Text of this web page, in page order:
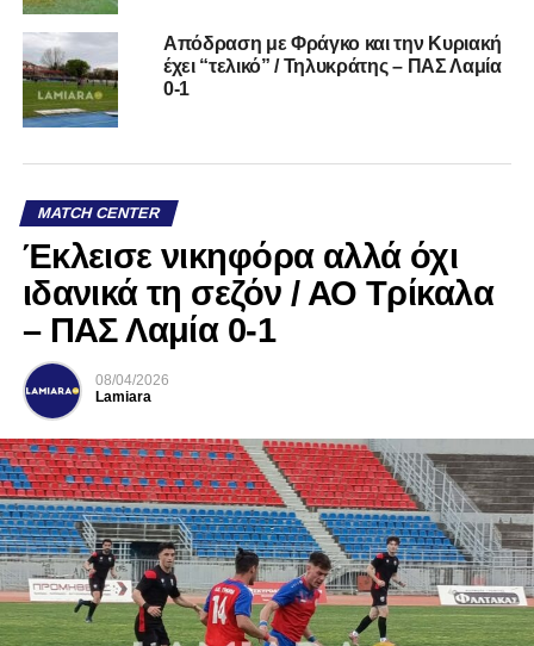
Απόδραση με Φράγκο και την Κυριακή
έχει “τελικό” / Τηλυκράτης – ΠΑΣ Λαμία
0-1
MATCH CENTER
Έκλεισε νικηφόρα αλλά όχι
ιδανικά τη σεζόν / ΑΟ Τρίκαλα
– ΠΑΣ Λαμία 0-1
08/04/2026
Lamiara